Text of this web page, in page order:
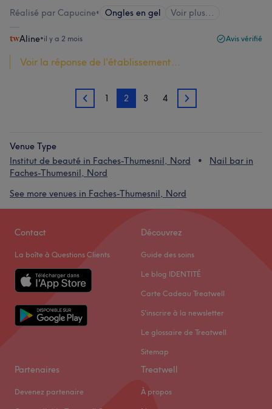
Réalisé par Capucine• Ongles en gel Voir plus...
Aline•il y a 2 mois Avis vérifié
Voir la réponse de l'établissement...
1 1 2 3 4 3
Venue Type
Institut de beauté in Faches-Thumesnil, Nord
Nail bar in
Faches-Thumesnil, Nord
See more venues in Faches-Thumesnil, Nord
Contact
La boîte à Questions Clients
Découvrez
Guide des soins
Le blog IDENTITÉ
Carte Cadeau Treatwell
S'inscrire à la newsletter
Le glossaire de Treatwell
Sitemap
Partenaires
Devenez partenaire
Treatwell
À propos